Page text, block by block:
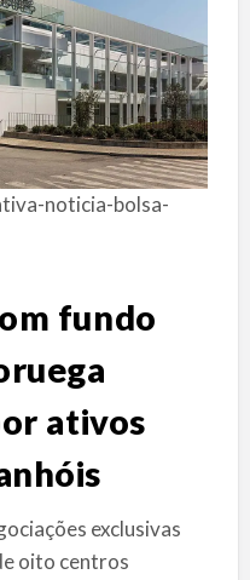
noticia-bolsa-
fundo
ativos
exclusivas
oito centros